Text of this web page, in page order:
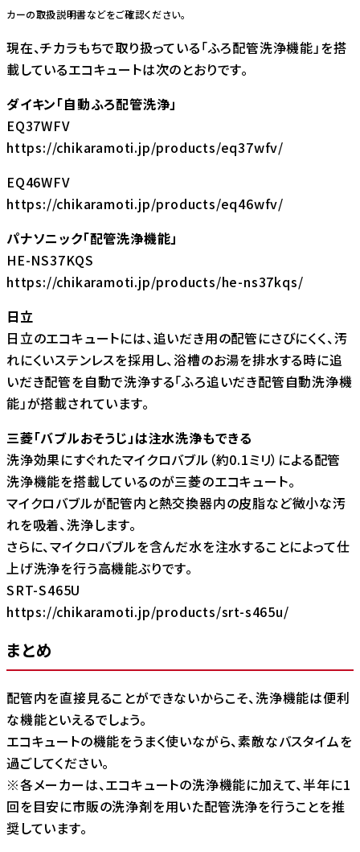
カーの取扱説明書などをご確認ください。
現在、チカラもちで取り扱っている「ふろ配管洗浄機能」を搭
載しているエコキュートは次のとおりです。
ダイキン「自動ふろ配管洗浄」
EQ37WFV
https://chikaramoti.jp/products/eq37wfv/
EQ46WFV
https://chikaramoti.jp/products/eq46wfv/
パナソニック「配管洗浄機能」
HE-NS37KQS
https://chikaramoti.jp/products/he-ns37kqs/
日立
日立のエコキュートには、追いだき用の配管にさびにくく、汚
れにくいステンレスを採用し、浴槽のお湯を排水する時に追
いだき配管を自動で洗浄する「ふろ追いだき配管自動洗浄機
能」が搭載されています。
三菱「バブルおそうじ」は注水洗浄もできる
洗浄効果にすぐれたマイクロバブル（約0.1ミリ）による配管
洗浄機能を搭載しているのが三菱のエコキュート。
マイクロバブルが配管内と熱交換器内の皮脂など微小な汚
れを吸着、洗浄します。
さらに、マイクロバブルを含んだ水を注水することによって仕
上げ洗浄を行う高機能ぶりです。
SRT-S465U
https://chikaramoti.jp/products/srt-s465u/
まとめ
配管内を直接見ることができないからこそ、洗浄機能は便利
な機能といえるでしょう。
エコキュートの機能をうまく使いながら、素敵なバスタイムを
過ごしてください。
※各メーカーは、エコキュートの洗浄機能に加えて、半年に1
回を目安に市販の洗浄剤を用いた配管洗浄を行うことを推
奨しています。